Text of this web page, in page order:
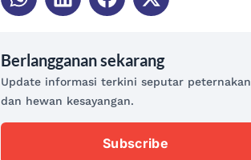
Berlangganan sekarang
Update informasi terkini seputar peternakan
dan hewan kesayangan.
Subscribe